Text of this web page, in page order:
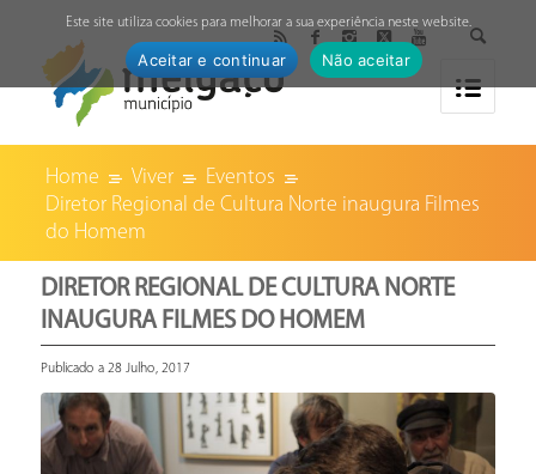
Home Viver
Eventos
Diretor Regional de Cultura Norte inaugura Filmes
do Homem
DIRETOR REGIONAL DE CULTURA NORTE
INAUGURA FILMES DO HOMEM
Publicado a 28 Julho, 2017
Este site utiliza cookies para melhorar a sua experiência neste website.
Aceitar e continuar Não aceitar